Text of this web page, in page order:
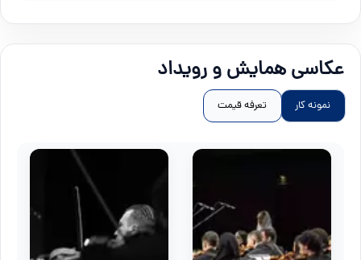
عکاسی همایش و رویداد
نمونه کار تعرفه قیمت